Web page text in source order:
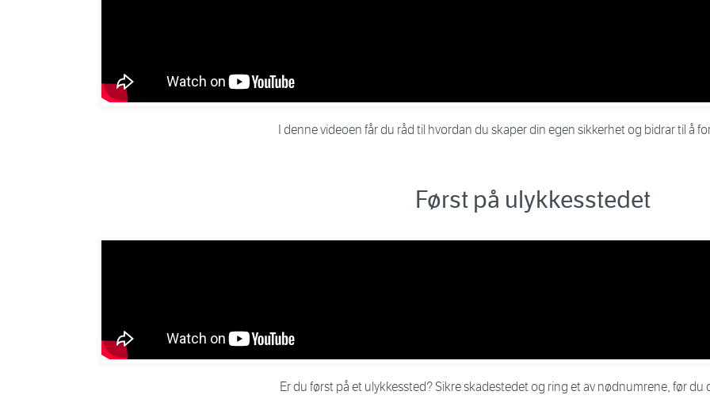
I denne videoen får du råd til hvordan du skaper din egen sikkerhet og bidrar til å
Først på ulykkesstedet
Er du først på et ulykkessted? Sikre skadestedet og ring et av nødnumrene, før du